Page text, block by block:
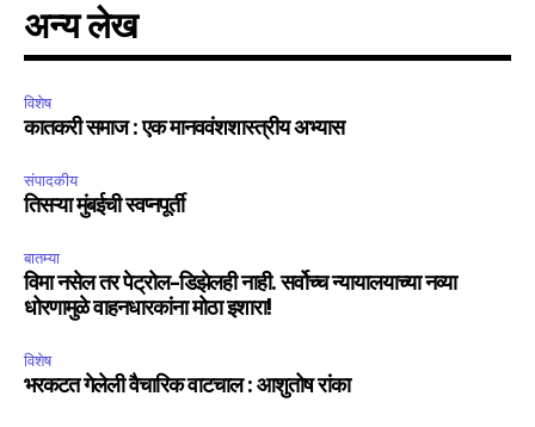
अन्य लेख
विशेष
कातकरी समाज : एक मानववंशशास्त्रीय अभ्यास
संपादकीय
तिसऱ्या मुंबईची स्वप्नपूर्ती
बातम्या
विमा नसेल तर पेट्रोल-डिझेलही नाही. सर्वोच्च न्यायालयाच्या नव्या
धोरणामुळे वाहनधारकांना मोठा इशारा!
विशेष
भरकटत गेलेली वैचारिक वाटचाल : आशुतोष रांका